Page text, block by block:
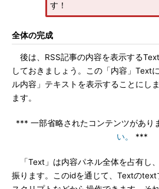
す！
全体の完成
後は、RSS記事の内容を表示する
しておきましょう。この「内容」Text
ル内容」テキストを表示することにし
ます。
*** 一部省略されたコンテンツがあり
い。
***
「Text」は内容パネル全体を占有し
振ります。このidを通じて、Textの